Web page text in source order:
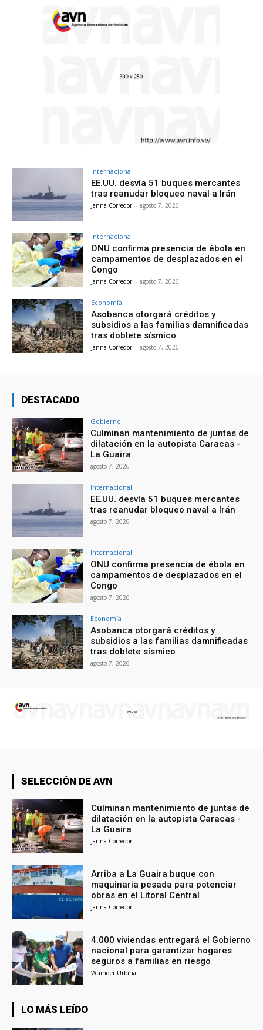
Internacional
EE.UU. desvía 51 buques mercantes
tras reanudar bloqueo naval a Irán
Janna Corredor - agosto 7, 2026
Internacional
ONU confirma presencia de ébola en
campamentos de desplazados en el
Congo
Janna Corredor - agosto 7, 2026
Economía
Asobanca otorgará créditos y
subsidios a las familias damnificadas
tras doblete sísmico
Janna Corredor - agosto 7, 2026
DESTACADO
Gobierno
Culminan mantenimiento de juntas de
dilatación en la autopista Caracas -
La Guaira
agosto 7, 2026
Internacional
EE.UU. desvía 51 buques mercantes
tras reanudar bloqueo naval a Irán
agosto 7, 2026
Internacional
ONU confirma presencia de ébola en
campamentos de desplazados en el
Congo
agosto 7, 2026
Economía
Asobanca otorgará créditos y
subsidios a las familias damnificadas
tras doblete sísmico
agosto 7, 2026
SELECCIÓN DE AVN
Culminan mantenimiento de juntas de
dilatación en la autopista Caracas -
La Guaira
Janna Corredor
Arriba a La Guaira buque con
maquinaria pesada para potenciar
obras en el Litoral Central
Janna Corredor
4.000 viviendas entregará el Gobierno
nacional para garantizar hogares
seguros a familias en riesgo
Wuinder Urbina
LO MÁS LEÍDO